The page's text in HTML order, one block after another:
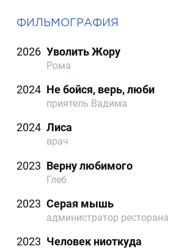
ФИЛЬМОГРАФИЯ
2026 Уволить Жору
Рома
2024 Не бойся, верь, люби
приятель Вадима
2024 Лиса
врач
2023 Верну любимого
Глеб
2023 Серая мышь
администратор ресторана
2023 Человек ниоткуда